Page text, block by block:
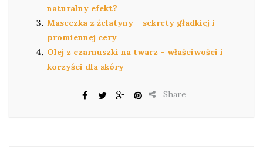
naturalny efekt?
Maseczka z żelatyny – sekrety gładkiej i
promiennej cery
Olej z czarnuszki na twarz – właściwości i
korzyści dla skóry
Share